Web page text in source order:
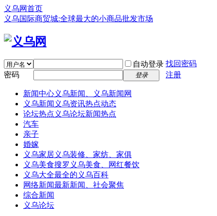
义乌网首页
义乌国际商贸城:全球最大的小商品批发市场
自动登录 找回密码
密码
登录 注册
新闻中心义乌新闻、义乌新闻网
义乌新闻 义乌资讯热点动态
论坛热点 义乌论坛新闻热点
汽车
亲子
婚嫁
义乌家居义乌装修、家纺、家俱
义乌美食搜罗义乌美食、网红餐饮
义乌大全最全的义乌百科
网络新闻最新新闻、社会聚焦
综合新闻
义乌论坛